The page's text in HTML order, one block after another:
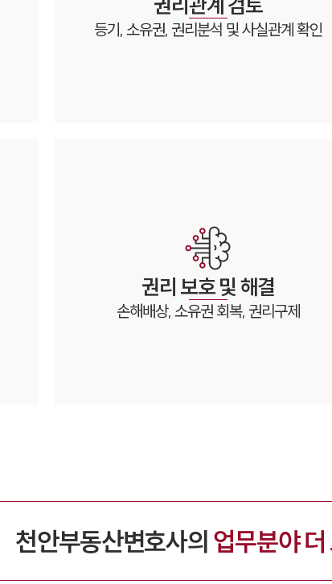
등기, 소유권, 권리분석 및 사실관계 확인
권리 보호및 해결
손해배상, 소유권 회복, 권리구제
천안부동산변호사의 업무분야 더